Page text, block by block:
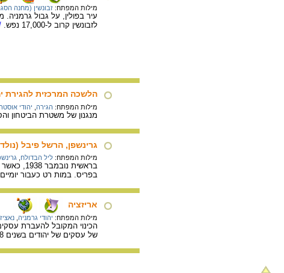
מילות המפתח: זבונשין (מחנה
לזבונשין קרוב ל-17,000 נפש.
הלשכה המרכזית להגירת
מילות המפתח: הגירה יהודי
מנגנון של משטרת הביטחון
גרינשפן, הרשל פיבל (נולד 1921- נרצח בין השנים 1943-1945)
מילות המפתח: ליל הבדולח
בראשית
בפריס. במות רט כעבור
אריזציה
מילות המפתח: יהודי גרמניה
הכינוי המקובל להעברת
של עסקים של יהודים בשנים 1933-1938, ואריזציה כפויה על-פי חוק, אחרי ליל הבדולח.